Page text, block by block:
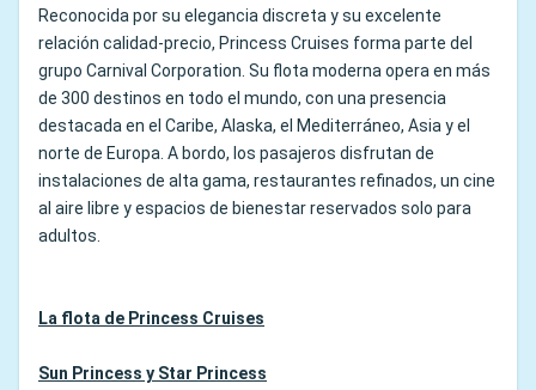
Reconocida por su elegancia discreta y su excelente
relación calidad-precio, Princess Cruises forma parte del
grupo Carnival Corporation. Su flota moderna opera en más
de 300 destinos en todo el mundo, con una presencia
destacada en el Caribe, Alaska, el Mediterráneo, Asia y el
norte de Europa. A bordo, los pasajeros disfrutan de
instalaciones de alta gama, restaurantes refinados, un cine
al aire libre y espacios de bienestar reservados solo para
adultos.
La flota de Princess Cruises
Sun Princess y Star Princess